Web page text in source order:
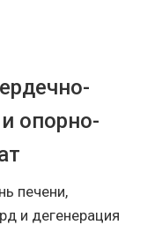
опорно-
печени,
и дегенерация